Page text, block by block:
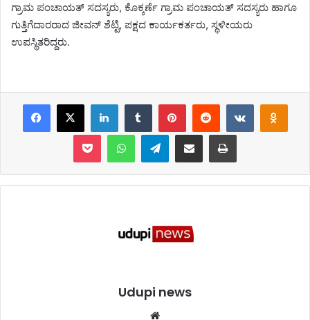
ಗ್ರಾಮ ಪಂಚಾಯತ್ ಸದಸ್ಯರು, ಕೊಕ್ಕರ್ಣೆ ಗ್ರಾಮ ಪಂಚಾಯತ್ ಸದಸ್ಯರು ಹಾಗೂ
ಗುತ್ತಿಗೆದಾರರಾದ ಜೀವನ್ ಶೆಟ್ಟಿ, ಪಕ್ಷದ ಕಾರ್ಯಕರ್ತರು, ಸ್ಥಳೀಯರು
ಉಪಸ್ಥಿತರಿದ್ದರು.
Facebook X LinkedIn Tumblr Pinterest Reddit VKontakte Odnoklassniki
Pocket WhatsApp Telegram Share via Email Print
Udupi news